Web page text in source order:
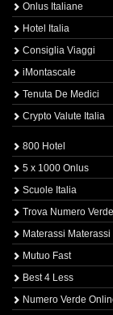
Onlus Italiane
Hotel Italia
Consiglia Viaggi
iMontascale
Tenuta De Medici
Crypto Valute Italia
800 Hotel
5 x 1000 Onlus
Scuole Italia
Trova Numero Verde
Materassi Materassi
Mutuo Fast
Best 4 Less
Numero Verde